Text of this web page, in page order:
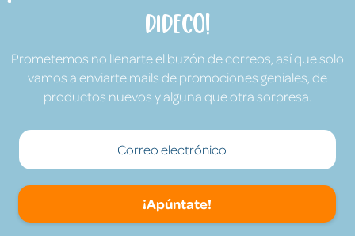
Dideco!
Prometemos no llenarte el buzón de correos, así que solo
vamos a enviarte mails de promociones geniales, de
productos nuevos y alguna que otra sorpresa.
¡Apúntate!